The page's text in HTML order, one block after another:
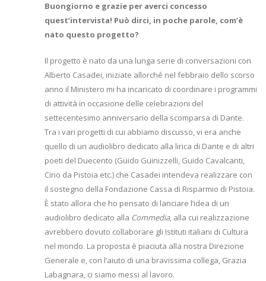
Buongiorno e grazie per averci concesso
quest’intervista! Può dirci, in poche parole, com’è
nato questo progetto?
Il progetto è nato da una lunga serie di conversazioni con
Alberto Casadei, iniziate allorché nel febbraio dello scorso
anno il Ministero mi ha incaricato di coordinare i programmi
di attività in occasione delle celebrazioni del
settecentesimo anniversario della scomparsa di Dante.
Tra i vari progetti di cui abbiamo discusso, vi era anche
quello di un audiolibro dedicato alla lirica di Dante e di altri
poeti del Duecento (Guido Guinizzelli, Guido Cavalcanti,
Cino da Pistoia etc.) che Casadei intendeva realizzare con
il sostegno della Fondazione Cassa di Risparmio di Pistoia.
È stato allora che ho pensato di lanciare l’idea di un
audiolibro dedicato alla Commedia, alla cui realizzazione
avrebbero dovuto collaborare gli Istituti italiani di Cultura
nel mondo. La proposta è piaciuta alla nostra Direzione
Generale e, con l’aiuto di una bravissima collega, Grazia
Labagnara, ci siamo messi al lavoro.